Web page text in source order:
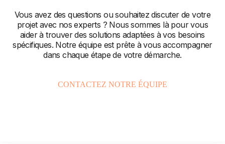
Vous avez des questions ou souhaitez discuter de votre
projet avec nos experts ? Nous sommes là pour vous
aider à trouver des solutions adaptées à vos besoins
spécifiques. Notre équipe est prête à vous accompagner
dans chaque étape de votre démarche.
CONTACTEZ NOTRE ÉQUIPE